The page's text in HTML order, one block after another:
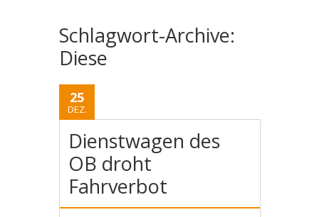
Schlagwort-Archive:
Diese
25
DEZ.
Dienstwagen des
OB droht
Fahrverbot